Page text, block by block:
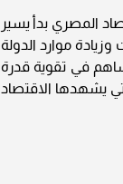
المصري بدأ يسير
موارد الدولة
ساهم في تقوية قدرة
يشهدها الاقتصاد